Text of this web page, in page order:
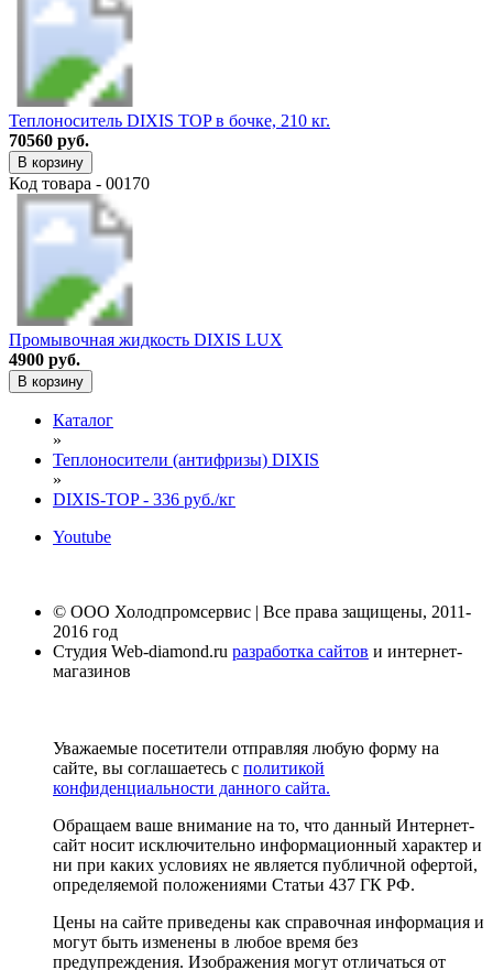
Теплоноситель DIXIS TOP в бочке, 210 кг.
70560 руб.
В корзину
Код товара - 00170
Промывочная жидкость DIXIS LUX
4900 руб.
В корзину
Каталог
»
Теплоносители (антифризы) DIXIS
»
DIXIS-ТОP - 336 руб./кг
Youtube
© ООО Холодпромсервис | Все права защищены, 2011-
2016 год
Студия Web-diamond.ru разработка сайтов и интернет-
магазинов
Уважаемые посетители отправляя любую форму на
сайте, вы соглашаетесь с политикой
конфиденциальности данного сайта.
Обращаем ваше внимание на то, что данный Интернет-
сайт носит исключительно информационный характер и
ни при каких условиях не является публичной офертой,
определяемой положениями Статьи 437 ГК РФ.
Цены на сайте приведены как справочная информация и
могут быть изменены в любое время без
предупреждения. Изображения могут отличаться от